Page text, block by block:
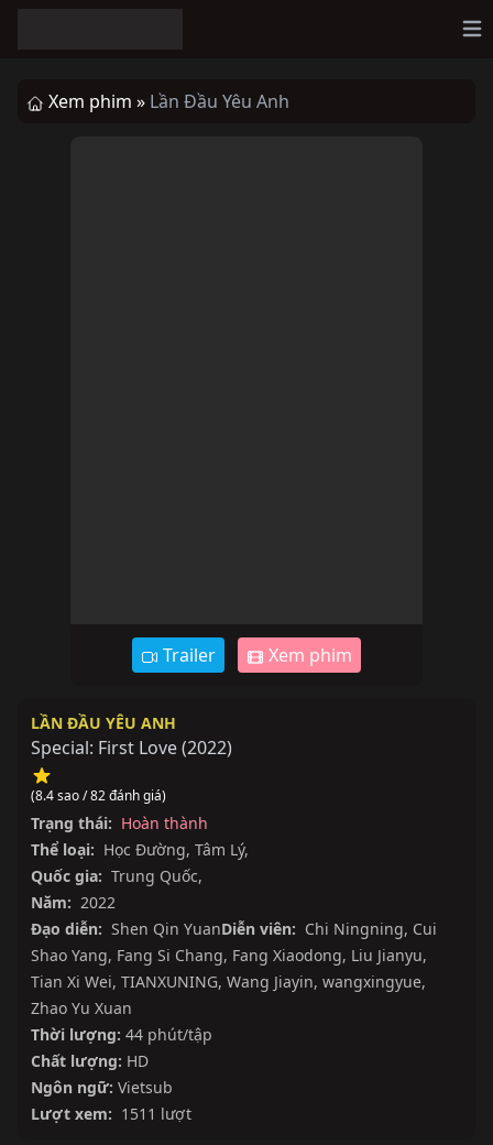
Xem phim » Lần Đầu Yêu Anh
Trailer Xem phim
LẦN ĐẦU YÊU ANH
Special: First Love(2022)
(8.4 sao / 82 đánh giá)
Trạng thái: Hoàn thành
Thể loại: Học Đường, Tâm Lý,
Quốc gia: Trung Quốc,
Năm: 2022
Đạo diễn: Shen Qin YuanDiễn viên: Chi Ningning, Cui
Shao Yang, Fang Si Chang, Fang Xiaodong, Liu Jianyu,
Tian Xi Wei, TIANXUNING, Wang Jiayin, wangxingyue,
Zhao Yu Xuan
Thời lượng: 44 phút/tập
Chất lượng: HD
Ngôn ngữ: Vietsub
Lượt xem: 1511 lượt